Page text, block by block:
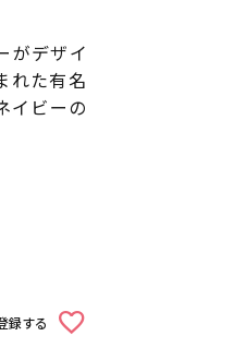
がデザイ
れた有名
イビーの
録する